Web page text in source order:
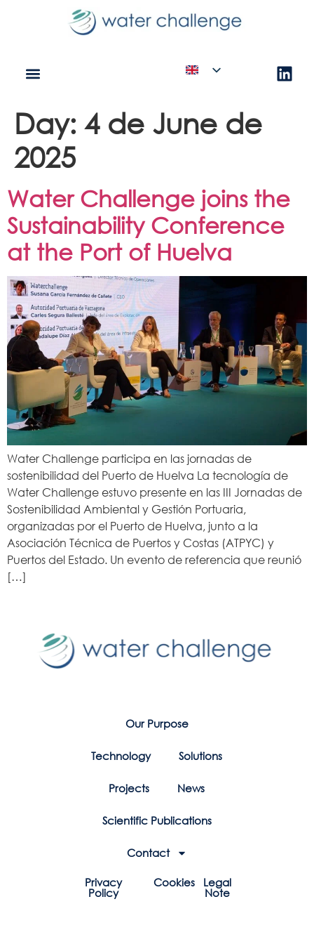
Day: 4 de June de
2025
Water Challenge joins the
Sustainability Conference
at the Port of Huelva
Water Challenge participa en las jornadas de
sostenibilidad del Puerto de Huelva La tecnología de
Water Challenge estuvo presente en las III Jornadas de
Sostenibilidad Ambiental y Gestión Portuaria,
organizadas por el Puerto de Huelva, junto a la
Asociación Técnica de Puertos y Costas (ATPYC) y
Puertos del Estado. Un evento de referencia que reunió
[…]
Our Purpose
Technology Solutions
Projects News
Scientific Publications
Contact
Privacy
Policy
Cookies Legal
Note